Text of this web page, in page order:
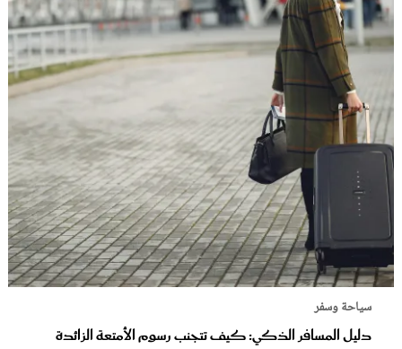
سياحة وسفر
دليل المسافر الذكي: كيف تتجنب رسوم الأمتعة الزائدة